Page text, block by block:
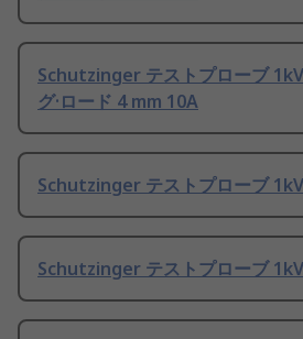
Schutzinger テストプローブ
グ·ロード 4 mm 10A
Schutzinger テストプローブ
Schutzinger テストプローブ